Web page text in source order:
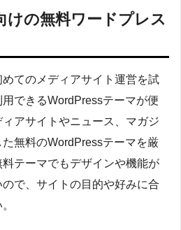
けの無料ワードプレス
てのメディアサイト運営を試
できるWordPressテーマが便
アサイトやニュース、マガジ
無料のWordPressテーマを厳
テーマでもデザインや機能が
で、サイトの目的や好みに合